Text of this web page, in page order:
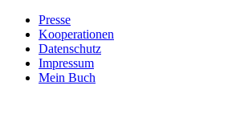
Presse
Kooperationen
Datenschutz
Impressum
Mein Buch